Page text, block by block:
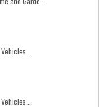
...
...